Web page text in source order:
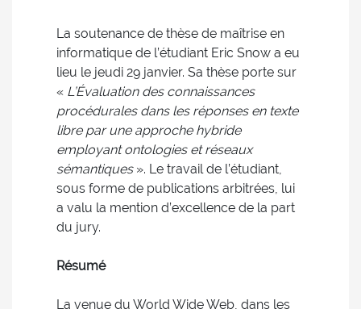
La soutenance de thèse de maîtrise en
informatique de l’étudiant Eric Snow a eu
lieu le jeudi 29 janvier. Sa thèse porte sur
« L’Évaluation des connaissances
procédurales dans les réponses en texte
libre par une approche hybride
employant ontologies et réseaux
sémantiques ». Le travail de l’étudiant,
sous forme de publications arbitrées, lui
a valu la mention d’excellence de la part
du jury.
Résumé
La venue du World Wide Web, dans les